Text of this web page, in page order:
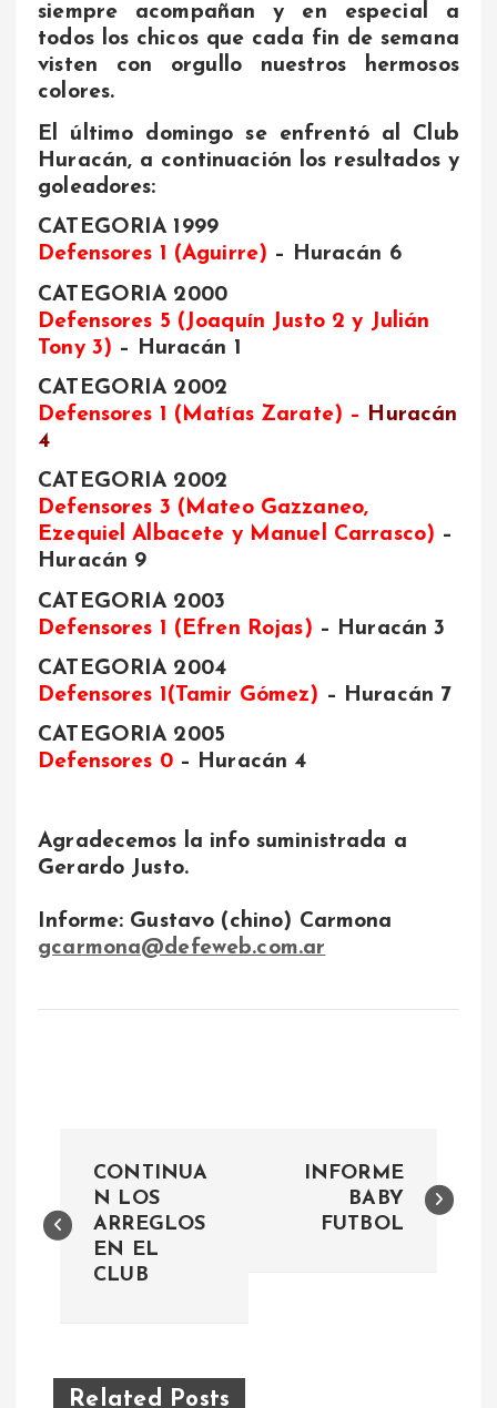
siempre acompañan y en especial a
todos los chicos que cada fin de semana
visten con orgullo nuestros hermosos
colores.
El último domingo se enfrentó al Club
Huracán, a continuación los resultados y
goleadores:
CATEGORIA 1999
Defensores 1 (Aguirre) – Huracán 6
CATEGORIA 2000
Defensores 5 (Joaquín Justo 2 y Julián
Tony 3) – Huracán 1
CATEGORIA 2002
Defensores 1 (Matías Zarate) – Huracán
4
CATEGORIA 2002
Defensores 3 (Mateo Gazzaneo,
Ezequiel Albacete y Manuel Carrasco) –
Huracán 9
CATEGORIA 2003
Defensores 1 (Efren Rojas) – Huracán 3
CATEGORIA 2004
Defensores 1(Tamir Gómez) – Huracán 7
CATEGORIA 2005
Defensores 0– Huracán 4
Agradecemos la info suministrada a
Gerardo Justo.
Informe: Gustavo (chino) Carmona
gcarmona@defeweb.com.ar
a
g
CONTINUA
N LOS
ARREGLOS
EN EL
CLUB
INFORME
BABY
FUTBOL
Related Posts